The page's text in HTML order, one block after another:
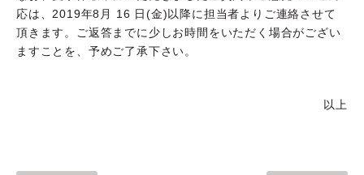
応は、2019年8月 16 日(金)以降に担当者よりご連絡させて
頂きます。ご返答までに少しお時間をいただく場合がござい
ますことを、予めご了承下さい。
以上